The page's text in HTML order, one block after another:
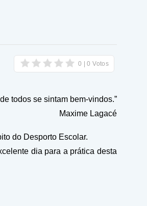
todos se sintam bem-vindos.”
do Desporto Escolar.
dia para a prática desta